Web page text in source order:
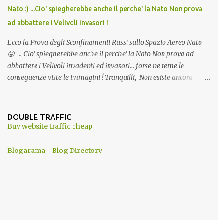
Nato :) ...Cio' spiegherebbe anche il perche' la Nato Non prova
ad abbattere i Velivoli invasori !
Ecco la Prova degli Sconfinamenti Russi sullo Spazio Aereo Nato
😛 ... Cio' spiegherebbe anche il perche' la Nato Non prova ad
abbattere i Velivoli invadenti ed invasori... forse ne teme le
conseguenze viste le immagini ! Tranquilli, Non esiste ancora
ancora una fantasia Nato o forse una "False Flag", per provocare
una guerra mondiale che difficilmente da menti sane, potrebbe
DOUBLE TRAFFIC
Buy website traffic cheap
Blogarama - Blog Directory